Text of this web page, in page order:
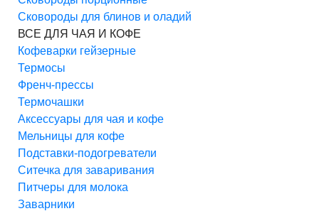
Сковороды для блинов и оладий
ВСЕ ДЛЯ ЧАЯ И КОФЕ
Кофеварки гейзерные
Термосы
Френч-прессы
Термочашки
Аксессуары для чая и кофе
Мельницы для кофе
Подставки-подогреватели
Ситечка для заваривания
Питчеры для молока
Заварники